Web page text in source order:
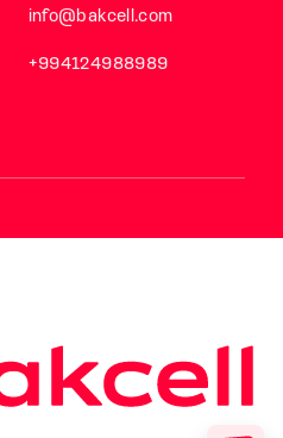
info@bakcell.com
+994124988989